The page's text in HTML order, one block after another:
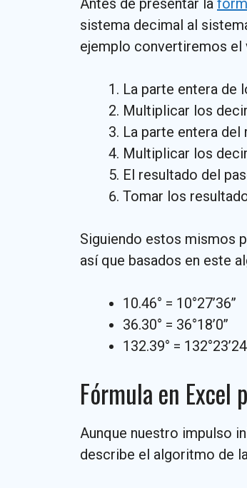
Antes de presentar la
sistema decimal al
ejemplo convertiremos el
La parte entera de
Multiplicar los
La parte entera del
Multiplicar los
El resultado del
Tomar los
Siguiendo estos mismos
así que basados en este
10.46° = 10°27’36’’
36.30° = 36°18’0’’
132.39° =
Fórmula en Excel
Aunque nuestro impulso
describe el algoritmo de